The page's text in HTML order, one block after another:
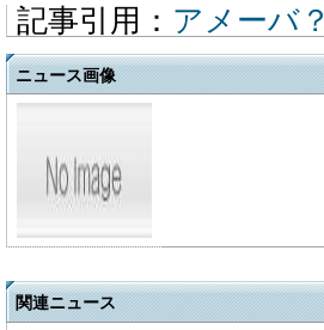
記事引用： アメーバ？
ニュース画像
関連ニュース